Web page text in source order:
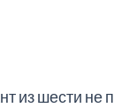
из шести не